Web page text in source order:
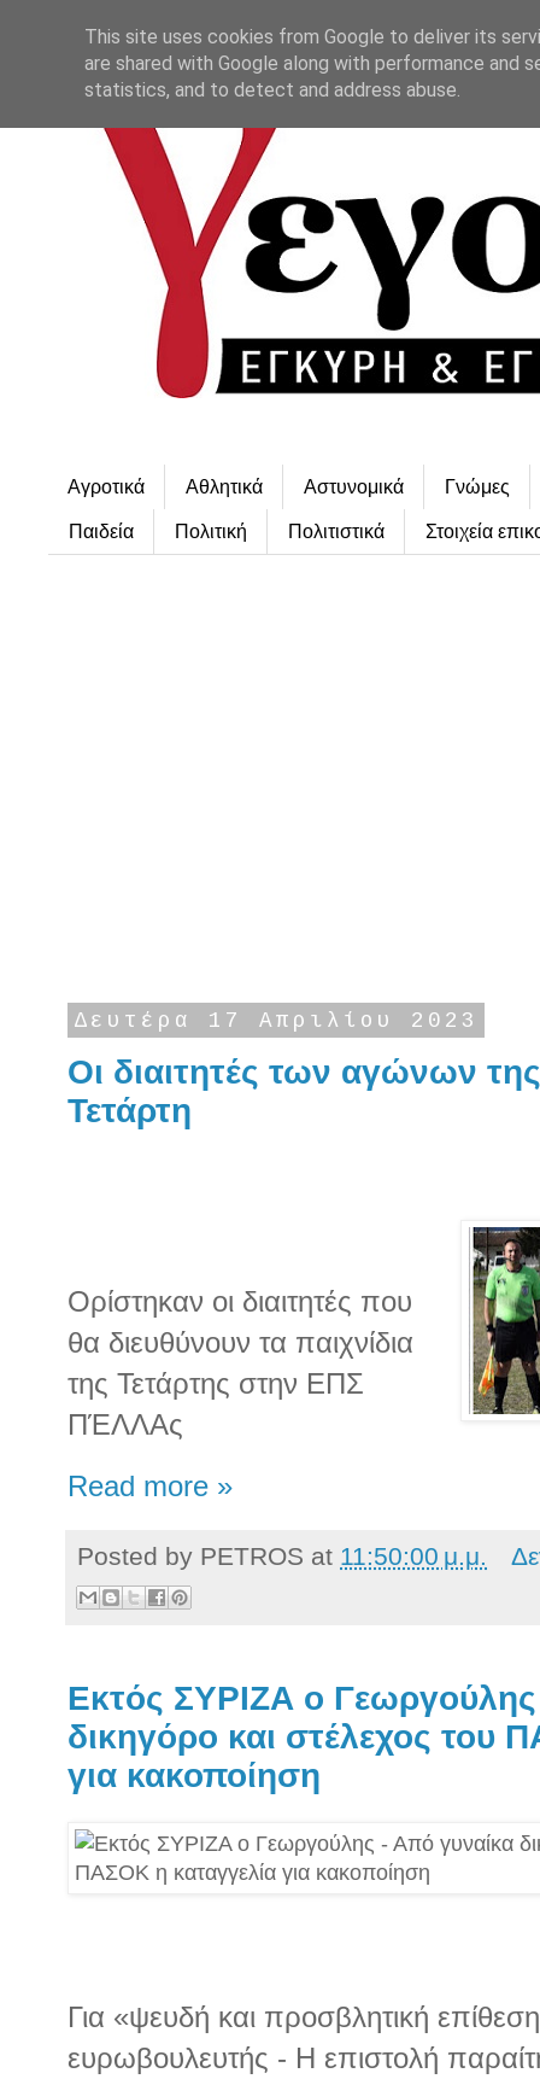
Αγροτικά Αθλητικά Αστυνομικά Γνώμες
Παιδεία Πολιτική Πολιτιστικά Στοιχεία
Δευτέρα 17 Απριλίου 2023
Οι διαιτητές των αγώνων
Τετάρτη
Ορίστηκαν οι διαιτητές που
θα διευθύνουν τα παιχνίδια
της Τετάρτης στην ΕΠΣ
ΠΈΛΛΑς
Read more »
Posted by PETROS at 11:50:00 μ.μ.
Εκτός ΣΥΡΙΖΑ ο
δικηγόρο και στέλεχος του
για κακοποίηση
Για «ψευδή και προσβλητική
ευρωβουλευτής - Η επιστολή
This site uses cookies from Google to deliver its
are shared with Google along with performance and
statistics, and to detect and address abuse.